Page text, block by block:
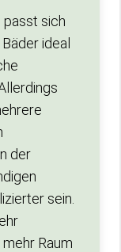
passt sich
ideal
der
sein.
Raum